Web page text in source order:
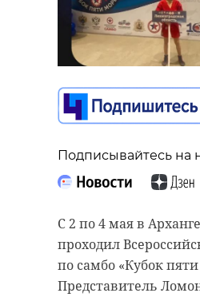
Подписывайтесь на
С 2 по 4 мая в
проходил
по самбо «Кубок
Представитель